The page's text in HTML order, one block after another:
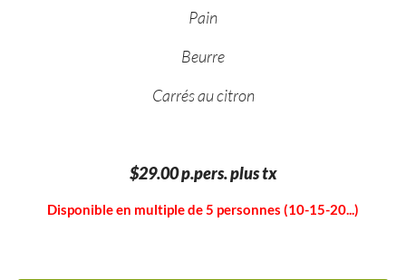
Pain
Beurre
Carrés au citron
$29.00 p.pers. plus tx
Disponible en multiple de 5 personnes (10-15-20...)